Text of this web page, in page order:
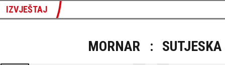
IZVJEŠTAJ
MORNAR : SUTJESKA